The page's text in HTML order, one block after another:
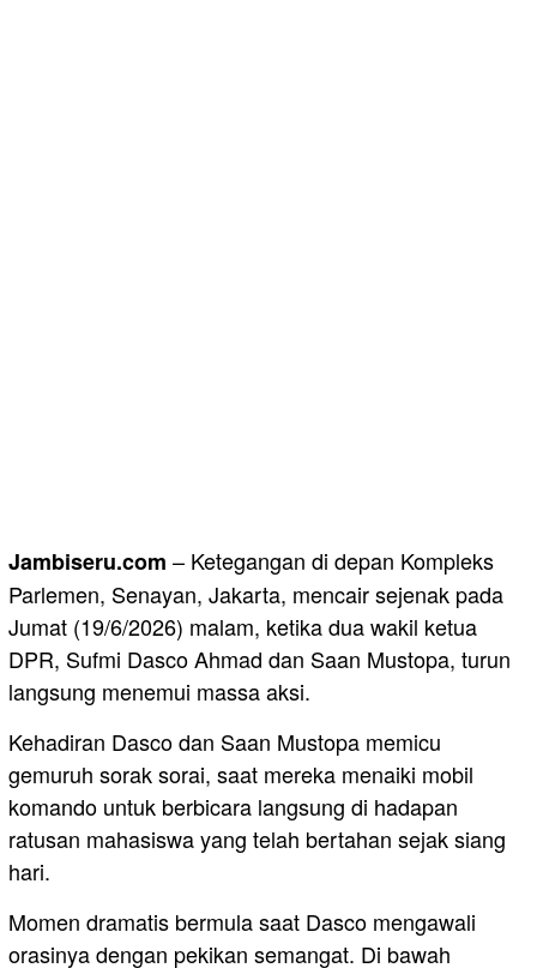
Jambiseru.com – Ketegangan di depan Kompleks
Parlemen, Senayan, Jakarta, mencair sejenak pada
Jumat (19/6/2026) malam, ketika dua wakil ketua
DPR, Sufmi Dasco Ahmad dan Saan Mustopa, turun
langsung menemui massa aksi.
Kehadiran Dasco dan Saan Mustopa memicu
gemuruh sorak sorai, saat mereka menaiki mobil
komando untuk berbicara langsung di hadapan
ratusan mahasiswa yang telah bertahan sejak siang
hari.
Momen dramatis bermula saat Dasco mengawali
orasinya dengan pekikan semangat. Di bawah